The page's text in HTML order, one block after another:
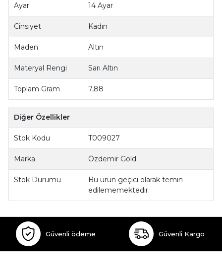
Ayar 14 Ayar
Cinsiyet Kadın
Maden Altın
Materyal Rengi Sarı Altın
Toplam Gram 7,88
Diğer Özellikler
Stok Kodu T009027
Marka Özdemir Gold
Stok Durumu
Bu ürün geçici olarak temin
edilememektedir.
Güvenli ödeme Güvenli Kargo